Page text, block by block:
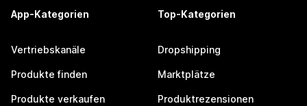
App-Kategorien
Vertriebskanäle
Produkte finden
Produkte verkaufen
Top-Kategorien
Dropshipping
Marktplätze
Produktrezensionen